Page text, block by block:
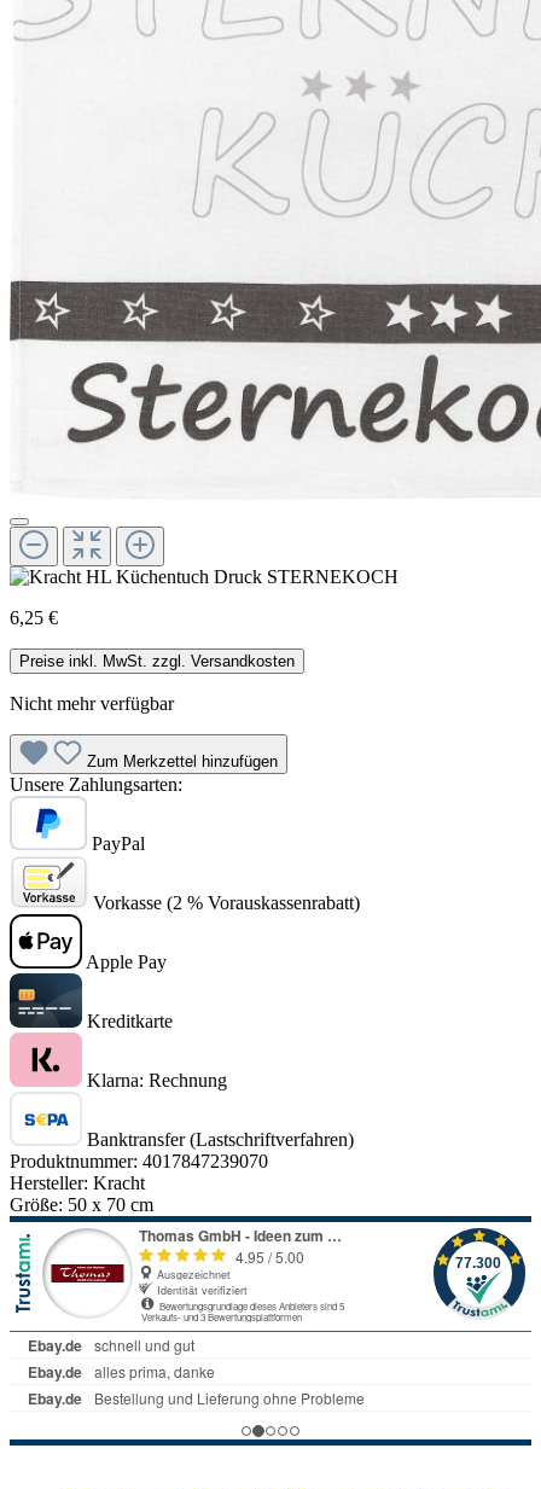
6,25 €
Preise inkl. MwSt. zzgl. Versandkosten
Nicht mehr verfügbar
Zum Merkzettel hinzufügen
Unsere Zahlungsarten:
PayPal
Vorkasse (2 % Vorauskassenrabatt)
Apple Pay
Kreditkarte
Klarna: Rechnung
Banktransfer (Lastschriftverfahren)
Produktnummer: 4017847239070
Hersteller: Kracht
Größe: 50 x 70 cm